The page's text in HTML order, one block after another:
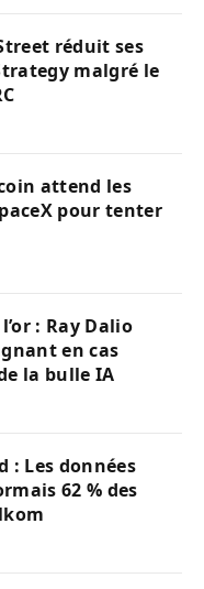
réduit ses
malgré le
attend les
pour tenter
: Ray Dalio
en cas
la bulle IA
: Les données
62 % des